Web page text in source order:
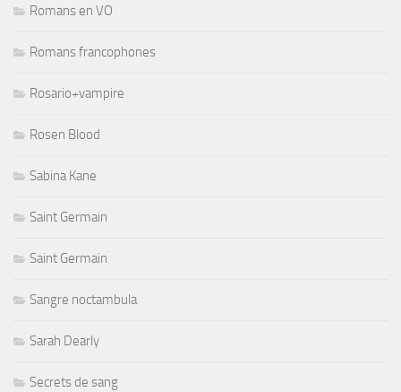
Romans en VO
Romans francophones
Rosario+vampire
Rosen Blood
Sabina Kane
Saint Germain
Saint Germain
Sangre noctambula
Sarah Dearly
Secrets de sang